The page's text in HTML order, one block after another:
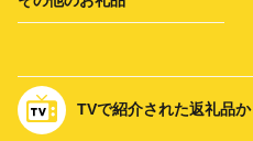
TVで紹介された返礼品